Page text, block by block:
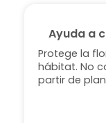
Ayuda a
Protege la
hábitat. No
partir de